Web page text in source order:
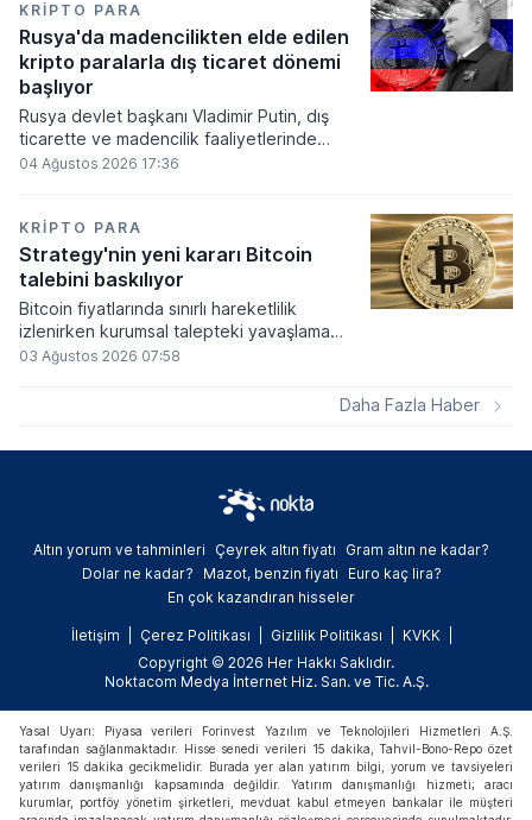
kayıplarının tetikleyeceği kredi krizinin
küresel likidite artışına yol açacağını belirtti
ve bitcoinin bu süreçte en hızlı tepki veren
varlık olacağı vurguladı.
KRIPTO PARA
Rusya'da madencilikten elde edilen
kripto paralarla dış ticaret dönemi
başlıyor
Rusya devlet başkanı Vladimir Putin, dış
ticarette ve madencilik faaliyetlerinde
kripto varlıkların kullanımına onay veren
elde edilen dijital paraların belirli şartlar
altında dolaşımına ve menkul kıymet
alımlarında kullanılmasına olanak sağlanıyor.
04 Ağustos 2026 17:36
KRIPTO PARA
Strategy'nin yeni kararı Bitcoin
talebini baskılıyor
Bitcoin fiyatlarında sınırlı hareketlilik
izlenirken kurumsal talepteki yavaşlama
piyasa dinamiklerini etkiliyor. ABD Merkez
03 Ağustos 2026 07:58
Daha Fazla Haber
Altın yorum ve tahminleri Çeyrek altın fiyatı
Gram altın ne kadar?
Dolar ne kadar?
Mazot, benzin fiyatı
Euro kaç lira?
En çok kazandıran hisseler
İletişim Çerez Politikası Gizlilik Politikası
KVKK
Copyright © 2026 Her Hakkı Saklıdır.
Noktacom Medya İnternet Hiz. San. ve Tic. A.Ş.
Yasal Uyarı: Piyasa verileri Forinvest Yazılım ve Teknolojileri Hizmetleri A.Ş.
tarafından sağlanmaktadır. Hisse senedi verileri 15 dakika, Tahvil-Bono-Repo özet
verileri 15 dakika gecikmelidir. Burada yer alan yatırım bilgi, yorum ve tavsiyeleri
yatırım danışmanlığı kapsamında değildir. Yatırım danışmanlığı hizmeti; aracı
kurumlar, portföy yönetim şirketleri, mevduat kabul etmeyen bankalar ile müşteri